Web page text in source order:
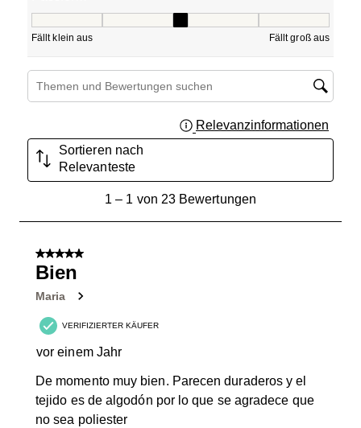
Fällt klein aus Fällt groß aus
Suchthemen und Bewertungen Suchregion
Relevanzinformationen
Sortieren nach
Relevanteste
von
Bewertungen.
1 – 1 von 23 Bewertungen
5 von 5 Sternen.
Bien
Maria
VERIFIZIERTER KÄUFER
vor einem Jahr
De momento muy bien. Parecen duraderos y el
tejido es de algodón por lo que se agradece que
no sea poliester